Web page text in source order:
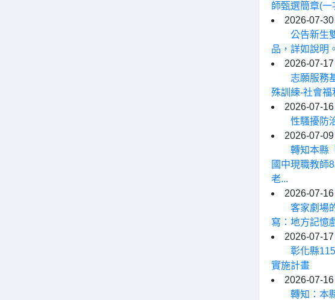
師甄選簡章(
2026-07-30
公告新生
品，詳如說明。
2026-07-17
志願服務
殊訓練-社會福
2026-07-16
性騷擾防
2026-07-09
轉知本縣
國中現職教師
老...
2026-07-16
客家劇場
寫：地方記憶
2026-07-17
彰化縣
實施計畫
2026-07-16
轉知：本